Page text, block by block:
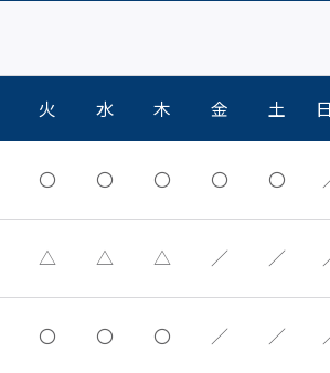
火 水 木 金 土
〇 〇 〇 〇 〇
△ △ △ ／ ／
〇 〇 〇 ／ ／